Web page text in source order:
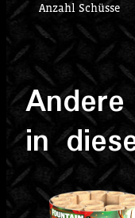
Anzahl Schüsse
in